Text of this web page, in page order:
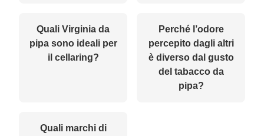
Quali Virginia da
pipa sono ideali per
il cellaring?
Perché l’odore
percepito dagli altri
è diverso dal gusto
del tabacco da
pipa?
Quali marchi di